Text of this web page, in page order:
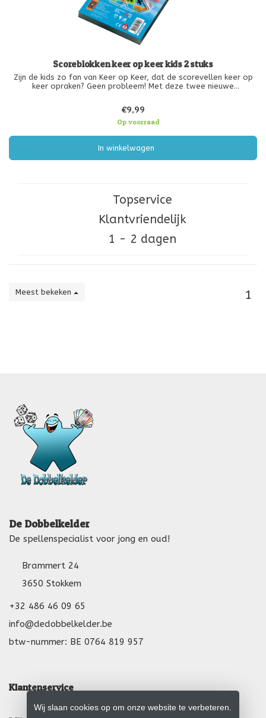
Scoreblokken keer op keer kids 2 stuks
Zijn de kids zo fan van Keer op Keer, dat de scorevellen keer op
keer opraken? Geen probleem! Met deze twee nieuwe
€9,99
Op voorraad
In winkelwagen
Topservice
Klantvriendelijk
1 - 2 dagen
Meest bekeken 1
De Dobbelkelder
De spellenspecialist voor jong en oud!
Brammert 24
3650 Stokkem
+32 486 46 09 65
info@dedobbelkelder.be
btw-nummer: BE 0764 819 957
Klantenservice
Wij slaan cookies op om onze website te verbeteren.